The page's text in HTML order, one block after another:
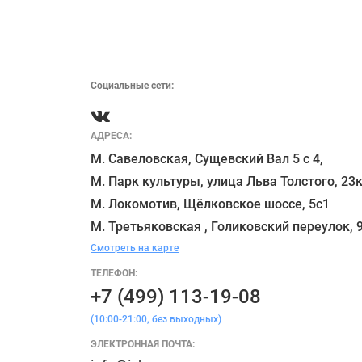
Социальные сети:
АДРЕСА:
М. Савеловская, Сущевский Вал 5 с 4,
М. Парк культуры, улица Льва Толстого,
М. Локомотив, Щёлковское шоссе, 5с1
Смотреть на карте
ТЕЛЕФОН:
+7 (499) 113-19-08
(10:00-21:00, без выходных)
ЭЛЕКТРОННАЯ ПОЧТА: